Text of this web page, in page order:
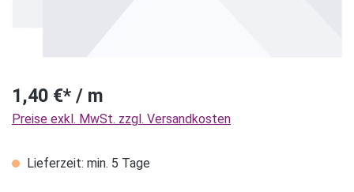
1,40 €* / m
Preise exkl. MwSt. zzgl. Versandkosten
Lieferzeit: min. 5 Tage